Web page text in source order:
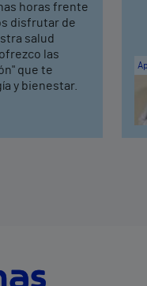
horas frente
disfrutar de
salud
las
que te
y bienestar.